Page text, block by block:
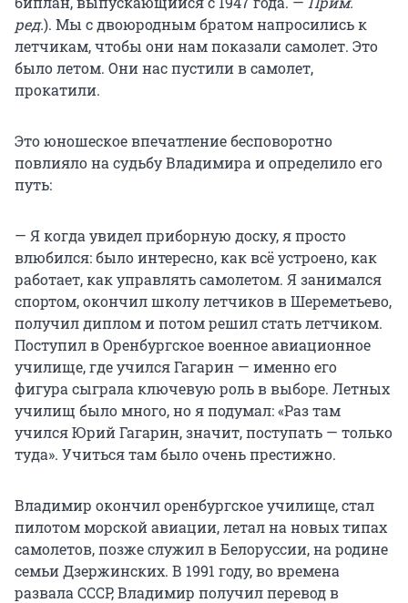
ред.). Мы с двоюродным братом напросились к
летчикам, чтобы они нам показали самолет. Это
было летом. Они нас пустили в самолет,
прокатили.
Это юношеское впечатление бесповоротно
повлияло на судьбу Владимира и определило его
путь:
— Я когда увидел приборную доску, я просто
влюбился: было интересно, как всё устроено, как
работает, как управлять самолетом. Я занимался
спортом, окончил школу летчиков в Шереметьево,
получил диплом и потом решил стать летчиком.
Поступил в Оренбургское военное авиационное
училище, где учился Гагарин — именно его
фигура сыграла ключевую роль в выборе. Летных
училищ было много, но я подумал: «Раз там
учился Юрий Гагарин, значит, поступать — только
туда». Учиться там было очень престижно.
Владимир окончил оренбургское училище, стал
пилотом морской авиации, летал на новых типах
самолетов, позже служил в Белоруссии, на родине
семьи Дзержинских. В 1991 году, во времена
развала СССР, Владимир получил перевод в